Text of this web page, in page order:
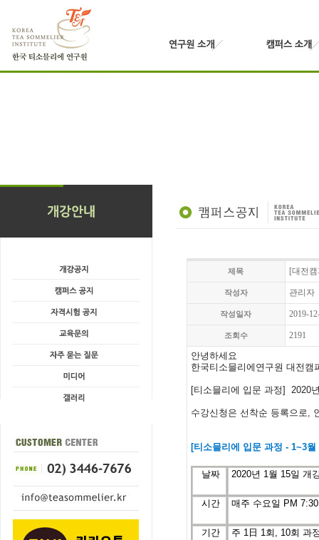
제목 [대전
작성자 관리자
작성일자 2019-
조회수 2191
안녕하세요
한국티소믈리에연구원 대전캠
[티소믈리에 입문 과정] 2020
수강신청은 선착순 등록으로,
[티소믈리에 입문 과정 - 1~3월
날짜 2020년 1월 15일 개
시간 매주 수요일 PM
기간 주 1 日 1회 , 10회 과